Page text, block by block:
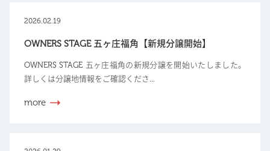
2026.02.19
OWNERS STAGE 五ヶ庄福角【新規分譲開始】
OWNERS STAGE 五ヶ庄福角の新規分譲を開始いたしました。
詳しくは分譲地情報をご確認くださ...
more